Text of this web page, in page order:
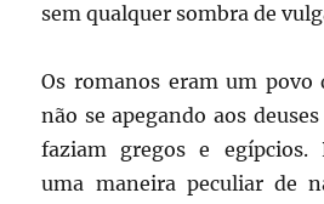
sem qualquer sombra de
Os romanos eram um povo
não se apegando aos
faziam gregos e egípcios.
uma maneira peculiar de